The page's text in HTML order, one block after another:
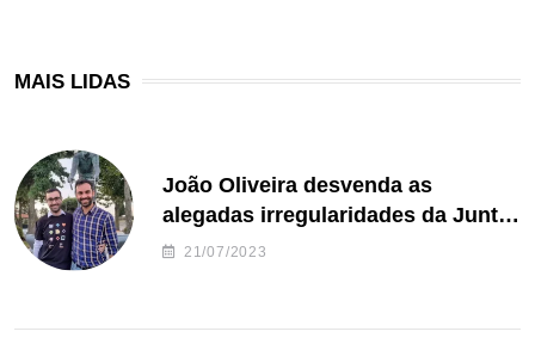
MAIS LIDAS
João Oliveira desvenda as
alegadas irregularidades da Junta
de Freguesia S. João de Ver
21/07/2023